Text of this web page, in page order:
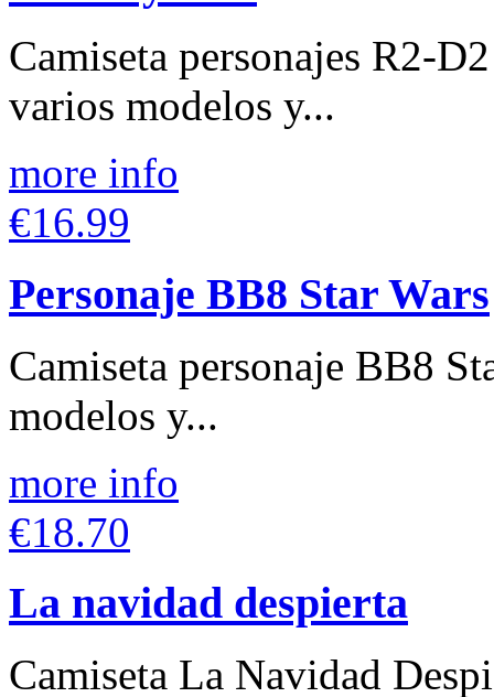
Camiseta personajes R2-
varios modelos y...
more info
€16.99
Personaje BB8 Star Wars
Camiseta personaje BB8
modelos y...
more info
€18.70
La navidad despierta
Camiseta La Navidad